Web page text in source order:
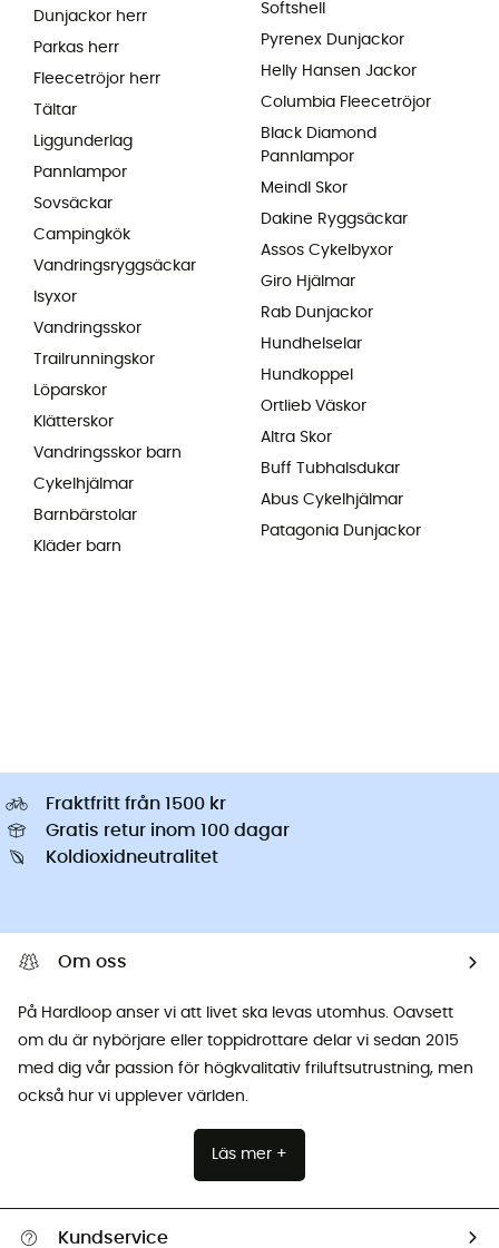
Dunjackor herr
Parkas herr
Fleecetröjor herr
Tältar
Liggunderlag
Pannlampor
Sovsäckar
Campingkök
Vandringsryggsäckar
Isyxor
Vandringsskor
Trailrunningskor
Löparskor
Klätterskor
Vandringsskor barn
Cykelhjälmar
Barnbärstolar
Kläder barn
Softshell
Pyrenex Dunjackor
Helly Hansen Jackor
Columbia Fleecetröjor
Black Diamond
Pannlampor
Meindl Skor
Dakine Ryggsäckar
Assos Cykelbyxor
Giro Hjälmar
Rab Dunjackor
Hundhelselar
Hundkoppel
Ortlieb Väskor
Altra Skor
Buff Tubhalsdukar
Abus Cykelhjälmar
Patagonia Dunjackor
Fraktfritt från 1500 kr
Gratis retur inom 100 dagar
Koldioxidneutralitet
Om oss
På Hardloop anser vi att livet ska levas utomhus. Oavsett
om du är nybörjare eller toppidrottare delar vi sedan 2015
med dig vår passion för högkvalitativ friluftsutrustning, men
också hur vi upplever världen.
Läs mer +
Kundservice